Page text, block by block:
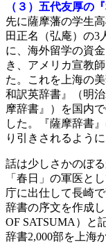
（３）五代友厚の
先に薩摩藩の学生
田正名（弘庵）の3
に、海外留学の資
き、アメリカ宣教
た。これを上海の
和訳英辞書』（明
摩辞書』）を国内
した。『薩摩辞書
り引きされるように
話は少しさかのぼ
「春日」の軍医と
庁に出仕して長崎
辞書の序文を作成
OF SATSUMA）と
辞書2,000部を上海